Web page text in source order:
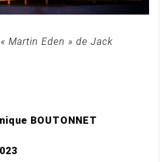
Martin Eden » de Jack
BOUTONNET